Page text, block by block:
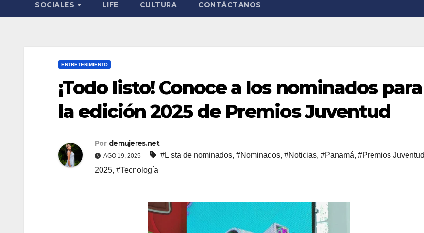
SOCIALES LIFE CULTURA CONTÁCTANOS
ENTRETENIMIENTO
¡Todo listo! Conoce a los nominados para
la edición 2025 de Premios Juventud
Por demujeres.net
AGO 19, 2025 #Lista de nominados, #Nominados, #Noticias, #Panamá, #Premios Juventud
2025, #Tecnología